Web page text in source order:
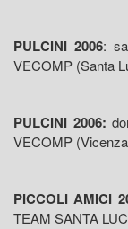
PULCINI 2006:
VECOMP (Santa
PULCINI 2006:
VECOMP
PICCOLI AMICI
TEAM SANTA